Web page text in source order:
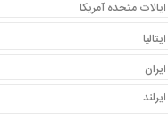
ایالات متحده آمریکا
ایتالیا
ایران
ایرلند